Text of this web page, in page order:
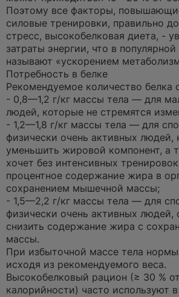
Поэтому все факторы,
силовые тренировки, правильно
стресс, высокобелковая диета, -
затраты энергии, что в
называют «ускорением
Потребность в белке
Рекомендуемое количество белка
- 0,8—1,2 г/кг массы тела — для
людей, которые не стремятся
- 1,2—1,8 г/кг массы тела — для
физически очень активных людей,
уменьшить жировой компонент, а
хочет без интенсивных
процентное содержание жира в
сохранением мышечной массы;
- 1,5—2,2 г/кг массы тела — для
физически очень активных людей,
снизить содержание жира с
массы.
При избыточной массе тела
исходя из рекомендуемого веса.
Высокобелковый рацион (≥ 30 %
калорийности) часто используют